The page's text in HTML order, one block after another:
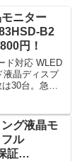
ニター
B2
円！
ド対応 WLED
液晶ディスプ
30台。急グ
グ液晶モ
ル
証